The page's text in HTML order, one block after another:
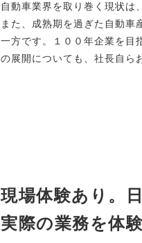
自動車業界を取り巻く現状は
また、成熟期を過ぎた自動車
一方です。１００年企業を目
の展開についても、社長自ら
現場体験あり。
実際の業務を体